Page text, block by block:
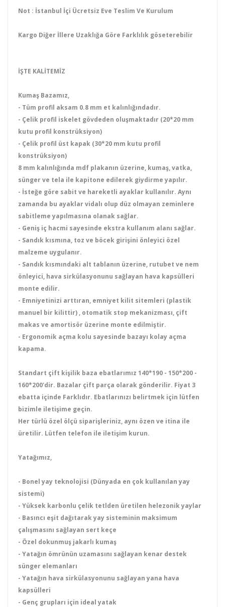
Not : İstanbul İçi Ücretsiz Eve Teslim Ve Kurulum
Kargo Diğer İllere Uzaklığa Göre Farklılık göseterebilir
İŞTE KALİTEMİZ
Kumaş Bazamız,
- Tüm profil aksam 0.8 mm et kalınlığındadır.
- Çelik profil iskelet gövdeden oluşmaktadır (20*20 mm
kutu profil konstrüksiyon)
- Çelik profil üst kapak (30*20 mm kutu profil
konstrüksiyon)
8 mm kalınlığında mdf plakanın üzerine, kumaş, vatka,
sünger ve tela ile kapitone edilerek giydirme yapılır.
- İsteğe göre sabit ve hareketli ayaklar kullanılır. Aynı
zamanda bu ayaklar vidalı olup düz olmayan zeminlere
sabitleme yapılmasına olanak sağlar.
- Geniş iç hacmi sayesinde ekstra kullanım alanı sağlar.
- Sandık kısmına, toz ve böcek girişini önleyici özel
malzeme uygulanır.
- Sandık kısmındaki alt tablanın üzerine, rutubet ve nem
önleyici, hava sirkülasyonunu sağlayan hava kapsülleri
monte edilir.
- Emniyetinizi arttıran, emniyet kilit sitemleri (plastik
manuel bir kilittir) , otomatik stop mekanizması, çift
makas ve amortisör üzerine monte edilmiştir.
- Ergonomik açma kolu sayesinde bazayı kolay açma
kapama.
Standart çift kişilik baza ebatlarımız 140*190 - 150*200 -
160*200'dir. Bazalar çift parça olarak gönderilir. Fiyat 3
ebatta içinde Farklıdır. Ebatlarınızı belirtmek için lütfen
bizimle iletişime geçin.
Her türlü özel ölçü siparişleriniz, aynı özen ve itina ile
üretilir. Lütfen telefon ile iletişim kurun.
Yatağımız,
- Bonel yay teknolojisi (Dünyada en çok kullanılan yay
sistemi)
- Yüksek karbonlu çelik tetlden üretilen helezonik yaylar
- Basıncı eşit dağıtarak yay sisteminin maksimum
çalışmasını sağlayan sert keçe
- Özel dokunmuş jakarlı kumaş
- Yatağın ömrünün uzamasını sağlayan kenar destek
sünger elemanları
- Yatağın hava sirkülasyonunu sağlayan yana hava
kapsülleri
- Genç grupları için ideal yatak